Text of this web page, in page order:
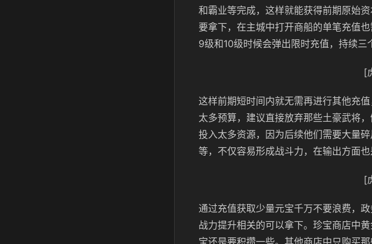
和霸业等完成，这样就能获得前期原始
要拿下，在主城中打开商船的单笔充值
9级和10级时候会弹出限时充值，持续三
[
这样前期短时间内就无需再进行其他充
太多预算，建议直接放弃那些土豪武将
投入太多资源，因为后续他们需要大量
等，不仅容易形成战斗力，在输出方面也
[
通过充值获取少量元宝千万不要浪费，
战力提升相关的可以拿下。珍宝商店中
宝还是要积攒一些。其他商店中只购买